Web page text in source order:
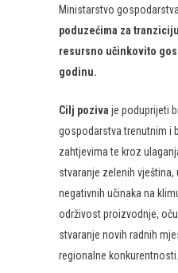
Ministarstvo
poduzećima za
resursno učinkovito
godinu.
Cilj poziva je poduprijeti
gospodarstva trenutnim i
zahtjevima te kroz
stvaranje zelenih
negativnih učinaka na
održivost proizvodnje,
stvaranje novih radnih
regionalne konkurentnosti.